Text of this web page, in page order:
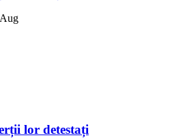
lor detestați